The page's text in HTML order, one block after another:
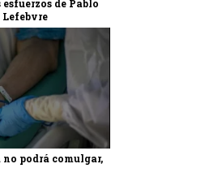
de Pablo
podrá comulgar,